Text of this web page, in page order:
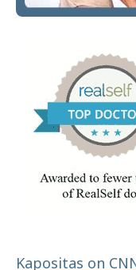
Kapositas on